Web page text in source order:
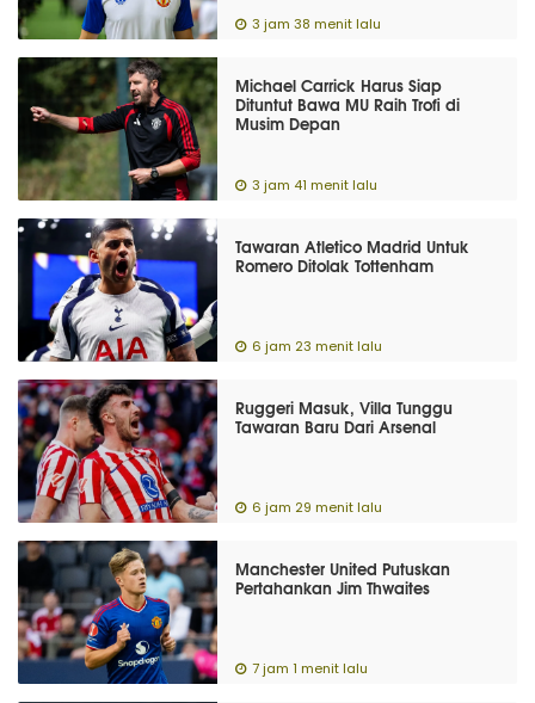
3 jam 38 menit lalu
Michael Carrick Harus Siap
Dituntut Bawa MU Raih Trofi di
Musim Depan
3 jam 41 menit lalu
Tawaran Atletico Madrid Untuk
Romero Ditolak Tottenham
6 jam 23 menit lalu
Ruggeri Masuk, Villa Tunggu
Tawaran Baru Dari Arsenal
6 jam 29 menit lalu
Manchester United Putuskan
Pertahankan Jim Thwaites
7 jam 1 menit lalu